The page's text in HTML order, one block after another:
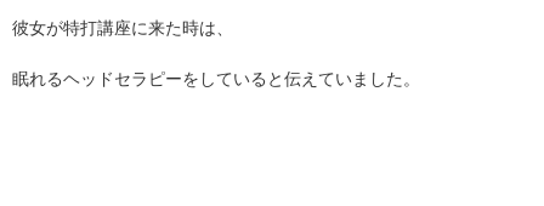
彼女が特打講座に来た時は、
眠れるヘッドセラピーをしていると伝えていました。